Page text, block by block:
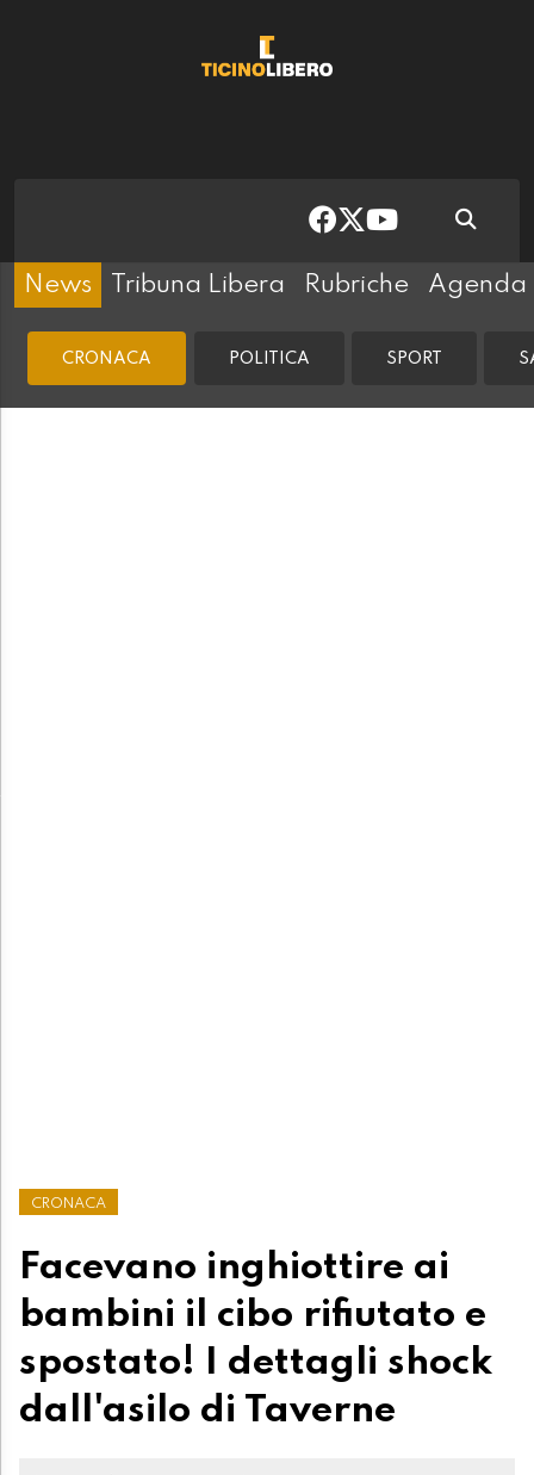
News Tribuna Libera Rubriche Agenda
CRONACA POLITICA SPORT
CRONACA
Facevano inghiottire ai
bambini il cibo rifiutato e
spostato! I dettagli shock
dall'asilo di Taverne